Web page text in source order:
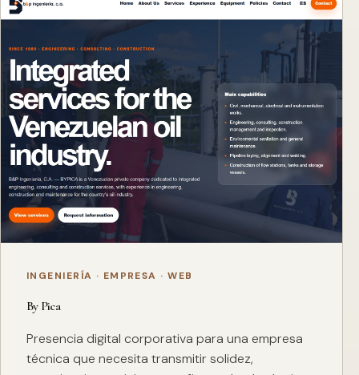
INGENIERÍA · EMPRESA · WEB
By Pica
Presencia digital corporativa para una empresa
técnica que necesita transmitir solidez,